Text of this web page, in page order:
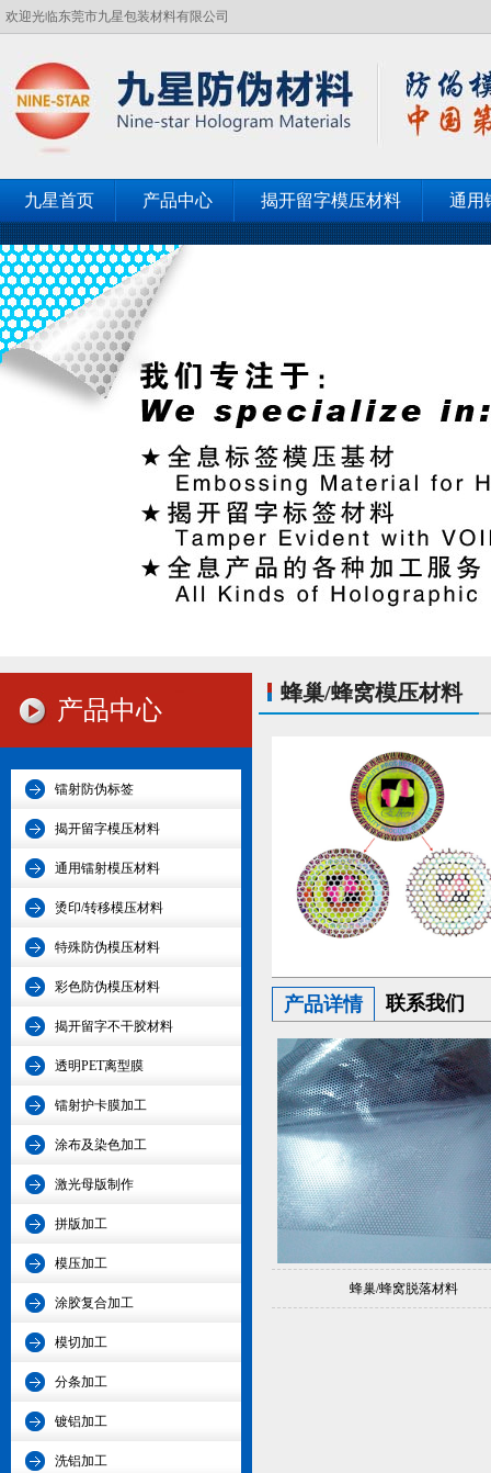
欢迎光临东莞市九星包装材料有限公司
九星首页 产品中心 揭开留字模压材料 通用
客户见证 联系九星
产品中心
镭射防伪标签
揭开留字模压材料
通用镭射模压材料
烫印/转移模压材料
特殊防伪模压材料
彩色防伪模压材料
揭开留字不干胶材料
透明PET离型膜
镭射护卡膜加工
涂布及染色加工
激光母版制作
拼版加工
模压加工
涂胶复合加工
模切加工
分条加工
镀铝加工
洗铝加工
蜂巢/蜂窝模压材料
产品详情 联系我们
蜂巢/蜂窝脱落材料